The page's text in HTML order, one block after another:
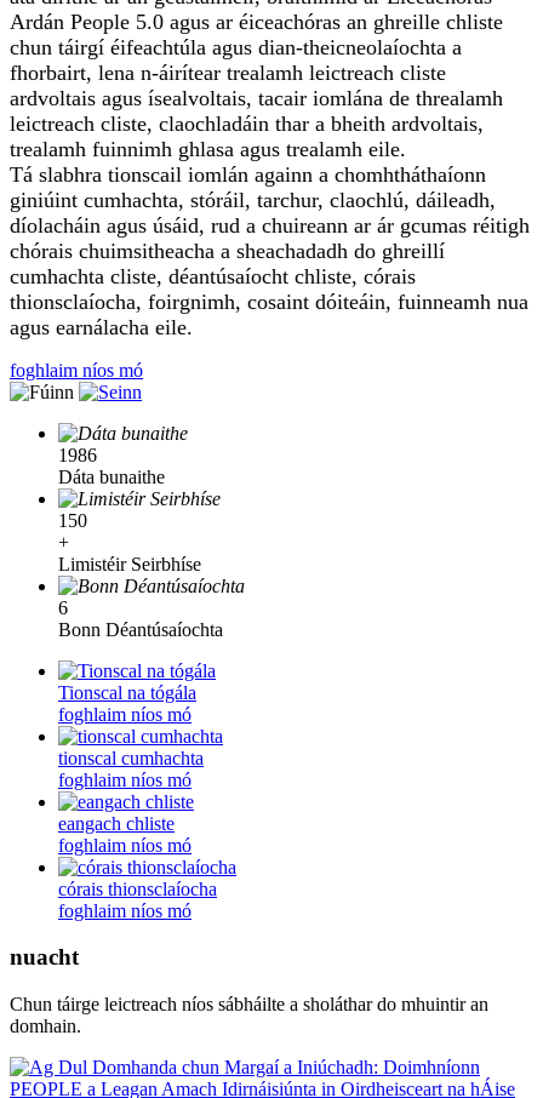
Ardán People 5.0 agus ar éiceachóras an ghreille chliste
chun táirgí éifeachtúla agus dian-theicneolaíochta a
fhorbairt, lena n-áirítear trealamh leictreach cliste
ardvoltais agus ísealvoltais, tacair iomlána de threalamh
leictreach cliste, claochladáin thar a bheith ardvoltais,
trealamh fuinnimh ghlasa agus trealamh eile.
Tá slabhra tionscail iomlán againn a chomhtháthaíonn
giniúint cumhachta, stóráil, tarchur, claochlú, dáileadh,
díolacháin agus úsáid, rud a chuireann ar ár gcumas réitigh
chórais chuimsitheacha a sheachadadh do ghreillí
cumhachta cliste, déantúsaíocht chliste, córais
thionsclaíocha, foirgnimh, cosaint dóiteáin, fuinneamh nua
agus earnálacha eile.
foghlaim níos mó
1986
Dáta bunaithe
150
+
Limistéir Seirbhíse
6
Bonn Déantúsaíochta
Tionscal na tógála
foghlaim níos mó
tionscal cumhachta
foghlaim níos mó
eangach chliste
foghlaim níos mó
córais thionsclaíocha
foghlaim níos mó
nuacht
Chun táirge leictreach níos sábháilte a sholáthar do mhuintir an
domhain.